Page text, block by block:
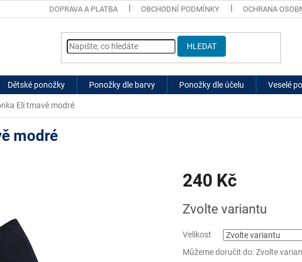
DOPRAVA A PLATBA OBCHODNÍ PODMÍNKY OCHRANA
HLEDAT
Dětské ponožky Ponožky dle barvy Ponožky dle účelu Veselé
Eli tmavě modré
modré
240 Kč
cena:
Zvolte variantu
Velikost
Můžeme doručit do:Zvolte